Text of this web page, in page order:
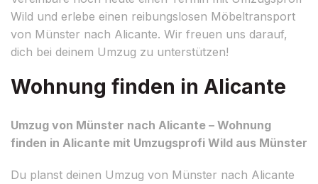
Wild und erlebe einen reibungslosen Möbeltransport
von Münster nach Alicante. Wir freuen uns darauf,
dich bei deinem Umzug zu unterstützen!
Wohnung finden in Alicante
Umzug von Münster nach Alicante – Wohnung
finden in Alicante mit Umzugsprofi Wild aus Münster
Du planst deinen Umzug von Münster nach Alicante